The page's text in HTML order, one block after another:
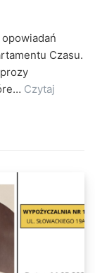
Czasu.
Czytaj